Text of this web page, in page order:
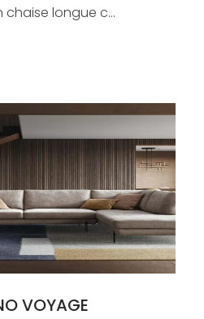
chaise longue c...
VOYAGE